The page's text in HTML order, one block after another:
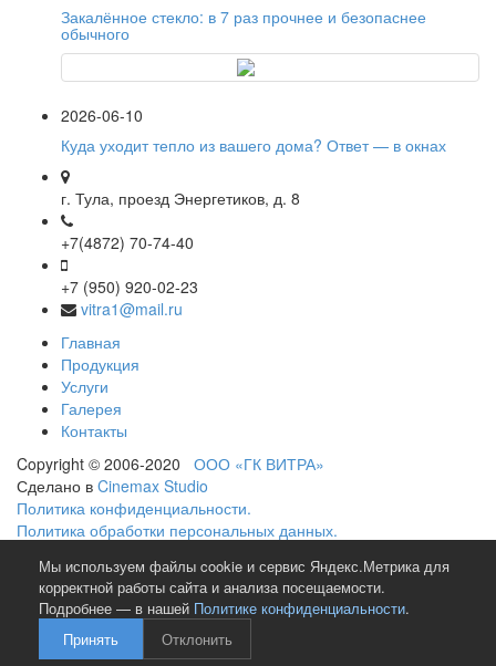
Закалённое стекло: в 7 раз прочнее и безопаснее
обычного
2026-06-10
Куда уходит тепло из вашего дома? Ответ — в окнах
г. Тула, проезд Энергетиков, д. 8
+7(4872) 70-74-40
+7 (950) 920-02-23
vitra1@mail.ru
Главная
Продукция
Услуги
Галерея
Контакты
Copyright © 2006-2020 ООО «ГК ВИТРА»
Сделано в Cinemax Studio
Политика конфиденциальности.
Политика обработки персональных данных.
Мы в социальных сетях
Мы используем файлы cookie и сервис Яндекс.Метрика для
корректной работы сайта и анализа посещаемости.
Подробнее — в нашей Политике конфиденциальности.
Принять
Отклонить